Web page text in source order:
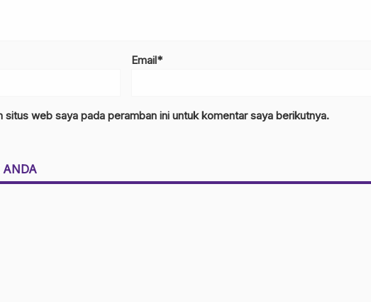
Email*
situs web saya pada peramban ini untuk komentar saya berikutnya.
ANDA